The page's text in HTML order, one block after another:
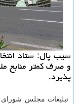
سیب پال: ستاد
و صرف كمتر منابع
پذیرد.
تبلیغات مجلس شورای